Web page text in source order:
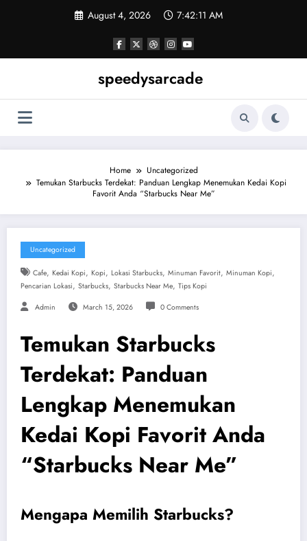
August 4, 2026 7:42:11 AM
speedysarcade
Home
Uncategorized
Temukan Starbucks Terdekat: Panduan Lengkap Menemukan Kedai Kopi
Favorit Anda “Starbucks Near Me”
Uncategorized
Cafe, Kedai Kopi, Kopi, Lokasi Starbucks, Minuman Favorit, Minuman Kopi,
Pencarian Lokasi, Starbucks, Starbucks Near Me, Tips Kopi
Admin March 15, 2026 0 Comments
Temukan Starbucks
Terdekat: Panduan
Lengkap Menemukan
Kedai Kopi Favorit Anda
“Starbucks Near Me”
Mengapa Memilih Starbucks?